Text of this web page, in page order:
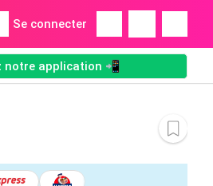
Se connecter
notre application 📲